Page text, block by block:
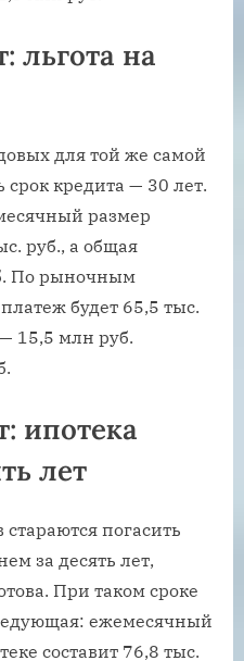
льгота на
для той же самой
срок кредита — 30 лет.
размер
руб., а общая
По рыночным
будет 65,5 тыс.
15,5 млн руб.
ипотека
лет
погасить
за десять лет,
При таком сроке
ежемесячный
составит 76,8 тыс.